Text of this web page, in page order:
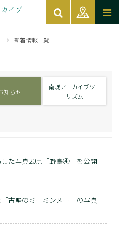
新着情報一覧
知らせ
南城アーカイブツー
リズム
た写真20点「野鳥④」を公開
古堅のミーミンメー」の写真